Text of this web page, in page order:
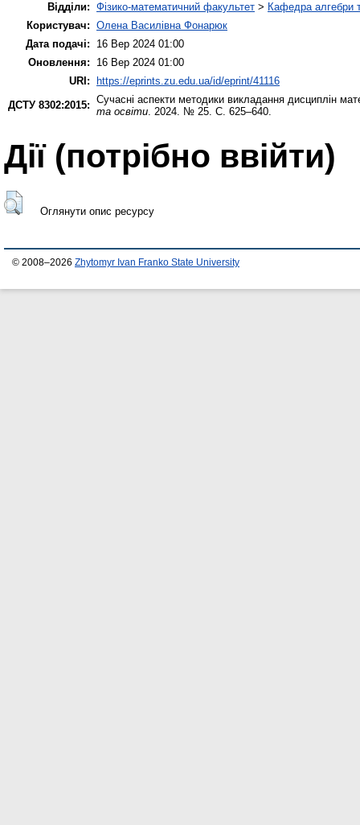
Відділи: Фізико-математичний факультет > Кафедра алгебри
Користувач: Олена Василівна Фонарюк
Дата подачі:
16 Вер 2024 01:00
Оновлення:
16 Вер 2024 01:00
URI:
https://eprints.zu.edu.ua/id/eprint/41116
ДСТУ 8302:2015: Сучасні аспекти методики викладання дисциплін
та освіти. 2024. № 25. С. 625–640.
Дії ​​(потрібно ввійти)
Оглянути опис ресурсу
© 2008–2026 Zhytomyr Ivan Franko State University